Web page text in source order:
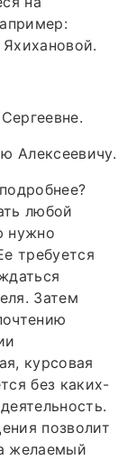
Алексеевичу.
любой
нужно
требуется
Затем
курсовая
без каких-
позволит
желаемый